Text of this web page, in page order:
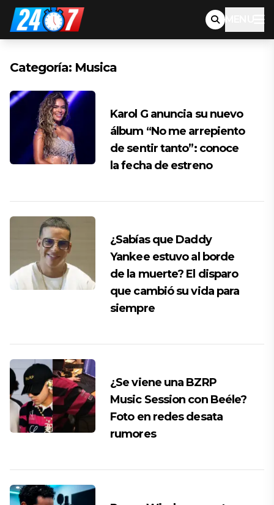
MENU
Categoría: Musica
Karol G anuncia su nuevo
álbum “No me arrepiento
de sentir tanto”: conoce
la fecha de estreno
¿Sabías que Daddy
Yankee estuvo al borde
de la muerte? El disparo
que cambió su vida para
siempre
¿Se viene una BZRP
Music Session con Beéle?
Foto en redes desata
rumores